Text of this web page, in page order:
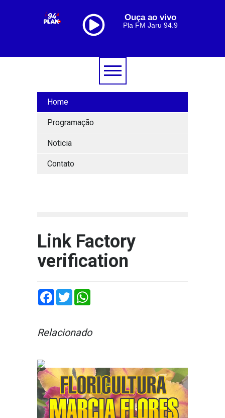
Ouça ao vivo
Pla FM Jaru 94.9
Home
Programação
Noticia
Contato
Link Factory
verification
Facebook
Twitter
Relacionado